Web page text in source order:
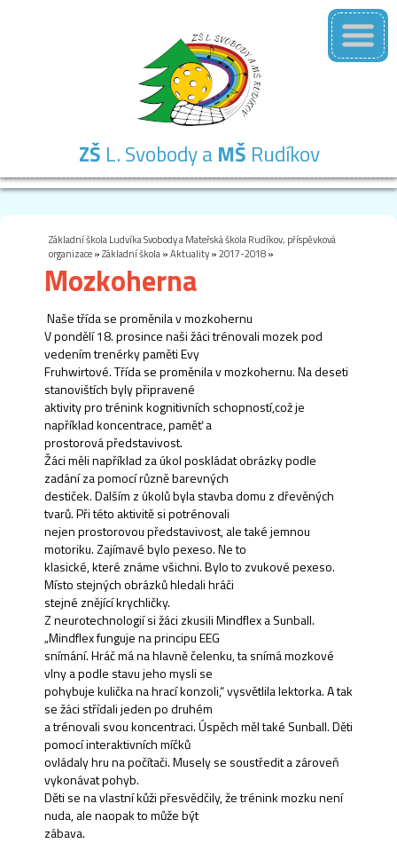
ZŠ L. Svobody a MŠ Rudíkov
Základní škola Ludvíka Svobody a Mateřská škola Rudíkov, příspěvková
organizace»Základní škola»Aktuality»2017-2018»
Mozkoherna
Naše třída se proměnila v mozkohernu
V pondělí 18. prosince naši žáci trénovali mozek pod
vedením trenérky paměti Evy
Fruhwirtové. Třída se proměnila v mozkohernu. Na deseti
stanovištích byly připravené
aktivity pro trénink kognitivních schopností,což je
například koncentrace, paměť a
prostorová představivost.
Žáci měli například za úkol poskládat obrázky podle
zadání za pomocí různě barevných
destiček. Dalším z úkolů byla stavba domu z dřevěných
tvarů. Při této aktivitě si potrénovali
nejen prostorovou představivost, ale také jemnou
motoriku. Zajímavé bylo pexeso. Ne to
klasické, které známe všichni. Bylo to zvukové pexeso.
Místo stejných obrázků hledali hráči
stejné znějící krychličky.
Z neurotechnologií si žáci zkusili Mindflex a Sunball.
„Mindflex funguje na principu EEG
snímání. Hráč má na hlavně čelenku, ta snímá mozkové
vlny a podle stavu jeho mysli se
pohybuje kulička na hrací konzoli,“ vysvětlila lektorka. A tak
se žáci střídali jeden po druhém
a trénovali svou koncentraci. Úspěch měl také Sunball. Děti
pomocí interaktivních míčků
ovládaly hru na počítači. Musely se soustředit a zároveň
vykonávat pohyb.
Děti se na vlastní kůži přesvědčily, že trénink mozku není
nuda, ale naopak to může být
zábava.